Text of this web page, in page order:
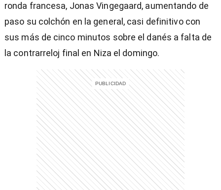
ronda francesa, Jonas Vingegaard, aumentando de
paso su colchón en la general, casi definitivo con
sus más de cinco minutos sobre el danés a falta de
la contrarreloj final en Niza el domingo.